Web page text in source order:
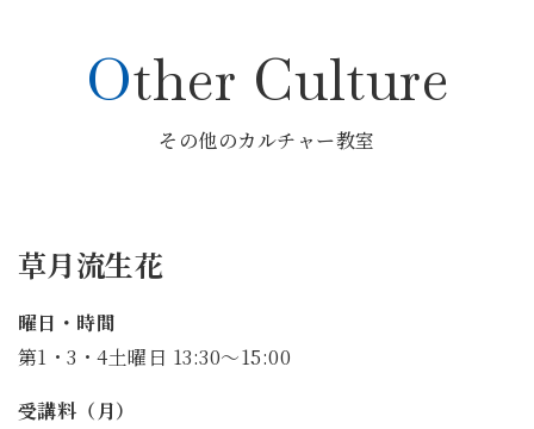
Other Culture
その他のカルチャー教室
草月流生花
曜日・時間
第1・3・4土曜日 13:30～15:00
受講料（月）